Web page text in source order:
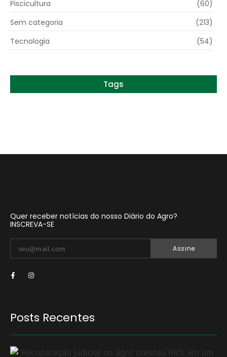
Piscicultura
(60)
Sem categoria
(213)
Tecnologia
(54)
Tags
Quer receber notícias do nosso Diário do Agro?
INSCREVA-SE
Assine
Posts Recentes